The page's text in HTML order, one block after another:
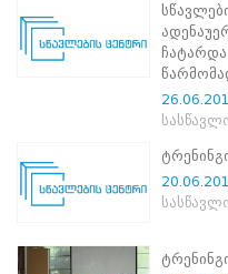
საჯარო
ინფორმაცია
სერტიფიცირება